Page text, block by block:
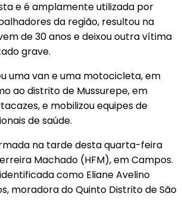
e é amplamente utilizada por
da região, resultou na
de 30 anos e deixou outra vítima
grave.
uma van e uma motocicleta, em
ao distrito de Mussurepe, em
e mobilizou equipes de
de saúde.
na tarde desta quarta-feira
Machado (HFM), em Campos.
como Eliane Avelino
moradora do Quinto Distrito de São